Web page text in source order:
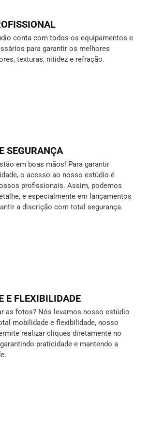
conta com todos os equipamentos e
para garantir os melhores
texturas, nitidez e refração.
SEGURANÇA
em boas mãos! Para garantir
o acesso ao nosso estúdio é
profissionais. Assim, podemos
e especialmente em lançamentos
a discrição com total segurança.
E FLEXIBILIDADE
as fotos? Nós levamos nosso estúdio
mobilidade e flexibilidade, nosso
realizar cliques diretamente no
praticidade e mantendo a